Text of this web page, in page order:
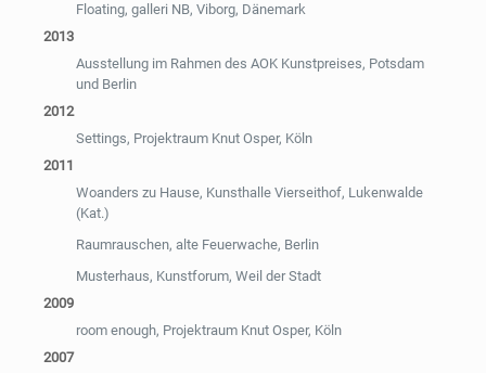
Floating, galleri NB, Viborg, Dänemark
2013
Ausstellung im Rahmen des AOK Kunstpreises, Potsdam
und Berlin
2012
Settings, Projektraum Knut Osper, Köln
2011
Woanders zu Hause, Kunsthalle Vierseithof, Lukenwalde
(Kat.)
Raumrauschen, alte Feuerwache, Berlin
Musterhaus, Kunstforum, Weil der Stadt
2009
room enough, Projektraum Knut Osper, Köln
2007